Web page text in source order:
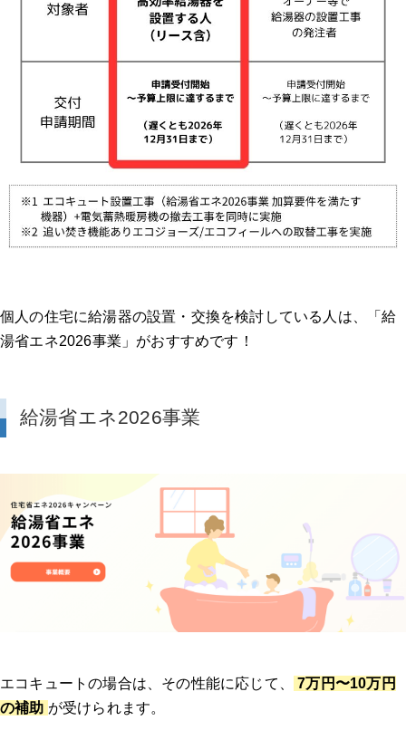
個人の住宅に給湯器の設置・交換を検討している人は、「給
湯省エネ2026事業」がおすすめです！
給湯省エネ2026事業
エコキュートの場合は、その性能に応じて、
7万円〜10万円
の補助 が受けられます。